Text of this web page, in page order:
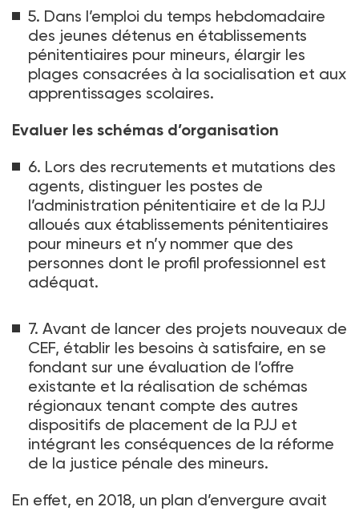
5. Dans l’emploi du temps hebdomadaire
des jeunes détenus en établissements
pénitentiaires pour mineurs, élargir les
plages consacrées à la socialisation et aux
apprentissages scolaires.
Evaluer les schémas d’organisation
6. Lors des recrutements et mutations des
agents, distinguer les postes de
l’administration pénitentiaire et de la PJJ
alloués aux établissements pénitentiaires
pour mineurs et n’y nommer que des
personnes dont le profil professionnel est
adéquat.
7. Avant de lancer des projets nouveaux de
CEF, établir les besoins à satisfaire, en se
fondant sur une évaluation de l’offre
existante et la réalisation de schémas
régionaux tenant compte des autres
dispositifs de placement de la PJJ et
intégrant les conséquences de la réforme
de la justice pénale des mineurs.
En effet, en 2018, un plan d’envergure avait